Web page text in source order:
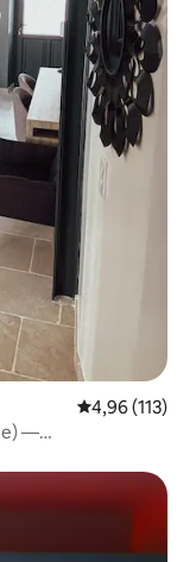
საშუალო
4,96 (113)
—